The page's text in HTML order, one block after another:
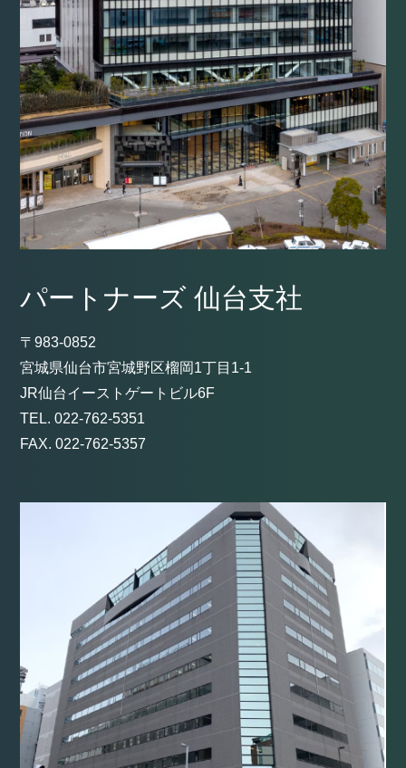
パートナーズ 仙台支社
〒983-0852
宮城県仙台市宮城野区榴岡1丁目1-1
JR仙台イーストゲートビル6F
TEL. 022-762-5351
FAX. 022-762-5357